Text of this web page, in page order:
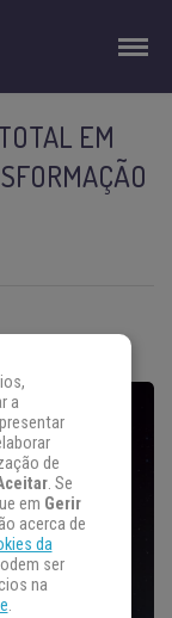
EM
a
de
. Se
em Gerir
acerca de
da
ser
na
.